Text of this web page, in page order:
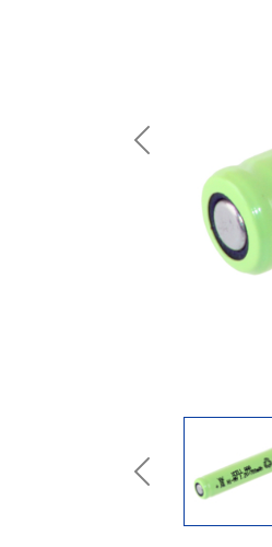
Previous
Previous